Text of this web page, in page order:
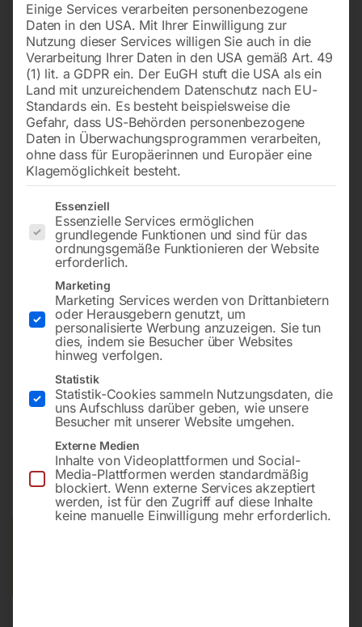
Hydraulische Werkstattpresse XL
PREMIUM WPMEH 200/2
Verfügbarkeit: Nicht vorrätig
(D=1300mm)
29.400,00
inkl. MwSt. Kostenloser Versand
Lieferzeit:Auf Nachfrage
Einige Services verarbeiten personenbezogene
Daten in den USA. Mit Ihrer Einwilligung zur
Nutzung dieser Services willigen Sie auch in die
Verarbeitung Ihrer Daten in den USA gemäß Art. 49
(1) lit. a GDPR ein. Der EuGH stuft die USA als ein
Land mit unzureichendem Datenschutz nach EU-
Standards ein. Es besteht beispielsweise die
Gefahr, dass US-Behörden personenbezogene
Daten in Überwachungsprogrammen verarbeiten,
ohne dass für Europäerinnen und Europäer eine
Klagemöglichkeit besteht.
Es folgt eine Liste der Service-Gruppen, für die eine
Essenziell
Essenzielle Services ermöglichen
grundlegende Funktionen und sind für das
ordnungsgemäße Funktionieren der Website
erforderlich.
Marketing
Marketing Services werden von Drittanbietern
oder Herausgebern genutzt, um
personalisierte Werbung anzuzeigen. Sie tun
dies, indem sie Besucher über Websites
hinweg verfolgen.
Statistik
Statistik-Cookies sammeln Nutzungsdaten, die
uns Aufschluss darüber geben, wie unsere
Besucher mit unserer Website umgehen.
Externe Medien
Inhalte von Videoplattformen und Social-
Media-Plattformen werden standardmäßig
blockiert. Wenn externe Services akzeptiert
werden, ist für den Zugriff auf diese Inhalte
keine manuelle Einwilligung mehr erforderlich.